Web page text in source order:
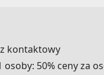
kontaktowy
50% ceny za